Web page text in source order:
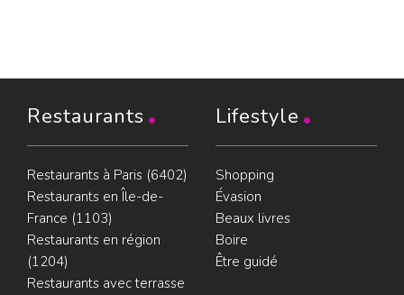
Restaurants
Restaurants à Paris (6402)
Restaurants en Île-de-
France (1103)
Restaurants en région
(1204)
Restaurants avec terrasse
Lifestyle
Shopping
Évasion
Beaux livres
Boire
Être guidé